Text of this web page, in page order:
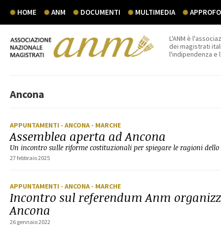
HOME ANM DOCUMENTI MULTIMEDIA
L'ANM è
dei magistrati
l'indipendenza e
Ancona
APPUNTAMENTI - ANCONA - MARCHE
Assemblea aperta ad Ancona
Un incontro sulle riforme costituzionali per spiegare le ragioni dello
27 febbraio 2025
APPUNTAMENTI - ANCONA - MARCHE
Incontro sul referendum Anm
Ancona
26 gennaio 2022